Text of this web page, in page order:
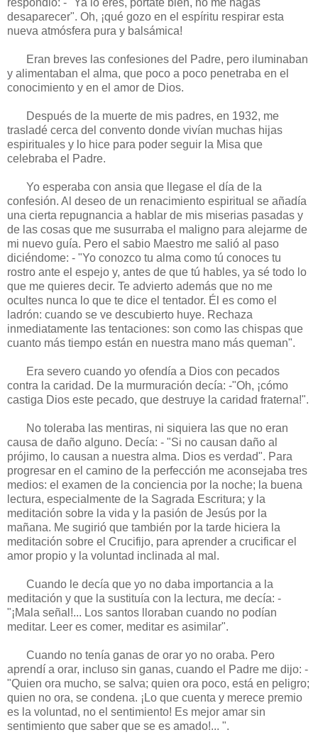
desaparecer". Oh, ¡qué gozo en el espíritu respirar esta
nueva atmósfera pura y balsámica!
Eran breves las confesiones del Padre, pero iluminaban
y alimentaban el alma, que poco a poco penetraba en el
conocimiento y en el amor de Dios.
Después de la muerte de mis padres, en 1932, me
trasladé cerca del convento donde vivían muchas hijas
espirituales y lo hice para poder seguir la Misa que
celebraba el Padre.
Yo esperaba con ansia que llegase el día de la
confesión. Al deseo de un renacimien­to espiritual se añadía
una cierta repugnan­cia a hablar de mis miserias pasadas y
de las cosas que me susurraba el maligno para alejarme de
mi nuevo guía. Pero el sabio Maestro me salió al paso
diciéndome: - "Yo conozco tu alma como tú conoces tu
rostro ante el espe­jo y, antes de que tú ha­bles, ya sé todo lo
que me quieres decir. Te ad­vierto ade­más que no me
ocultes nunca lo que te dice el tentador. Él es como el
ladrón: cuando se ve descu­bierto huye. Rechaza
inmediatamente las tentaciones: son como las chispas que
cuanto más tiempo están en nuestra mano más queman".
Era severo cuando yo ofendía a Dios con pecados
contra la caridad. De la murmuración decía: -"Oh, ¡cómo
castiga Dios este peca­do, que destruye la caridad fraterna!".
No toleraba las mentiras, ni siquiera las que no eran
causa de daño alguno. Decía: - "Si no causan daño al
prójimo, lo causan a nuestra alma. Dios es verdad". Para
progre­sar en el camino de la perfección me acon­sejaba tres
medios: el examen de la concien­cia por la noche; la buena
lectura, especial­mente de la Sagrada Escritura; y la
meditación sobre la vida y la pasión de Jesús por la
mañana. Me sugirió que también por la tarde hiciera la
meditación sobre el Crucifi­jo, para aprender a crucificar el
amor pro­pio y la voluntad inclinada al mal.
Cuando le decía que yo no daba impor­tancia a la
meditación y que la sustituía con la lectura, me decía: -
"¡Mala señal!... Los santos lloraban cuando no podían
meditar. Leer es comer, meditar es asimilar".
Cuando no tenía ganas de orar yo no oraba. Pero
aprendí a orar, incluso sin ganas, cuando el Padre me dijo: -
"Quien ora mucho, se salva; quien ora poco, está en pe­ligro;
quien no ora, se condena. ¡Lo que cuen­ta y merece premio
es la voluntad, no el sentimiento! Es mejor amar sin
sentimien­to que saber que se es amado!... ".